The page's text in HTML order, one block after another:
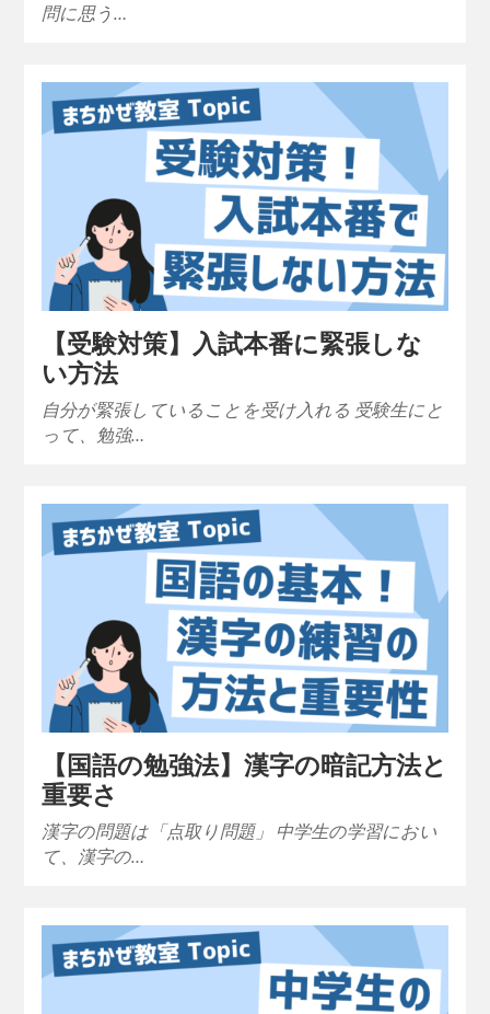
問に思う…
【受験対策】入試本番に緊張しな
い方法
自分が緊張していることを受け入れる 受験生にと
って、勉強…
【国語の勉強法】漢字の暗記方法と
重要さ
漢字の問題は「点取り問題」 中学生の学習におい
て、漢字の…